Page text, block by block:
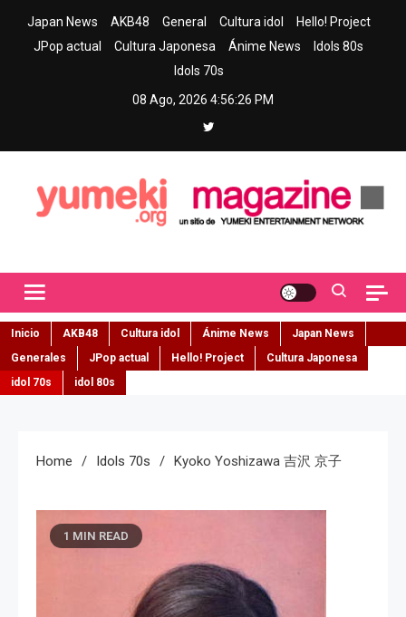
Japan News AKB48 General Cultura idol
Hello! Project
JPop actual
Cultura Japonesa Ánime News
Idols 80s
Idols 70s
08 Ago, 2026 4:56:27 PM
Inicio AKB48 Cultura idol Ánime News
Japan News
Generales
JPop actual Hello! Project
Cultura Japonesa
idol 70s
idol 80s
Home Idols 70s Kyoko Yoshizawa 吉沢 京子
1 MIN READ